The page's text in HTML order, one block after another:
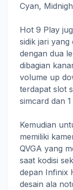
Cyan,
Hot 9 Play
sidik jari yang
dengan dua
dibagian
volume up
terdapat slot
simcard dan
Kemudian
memiliki
QVGA yang
saat kodisi
depan Infinix
desain ala